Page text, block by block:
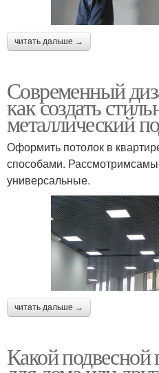
читать дальше →
Современный
как создать
металлический
Оформить потолок в
способами.
универсальные.
читать дальше →
Какой подвесной